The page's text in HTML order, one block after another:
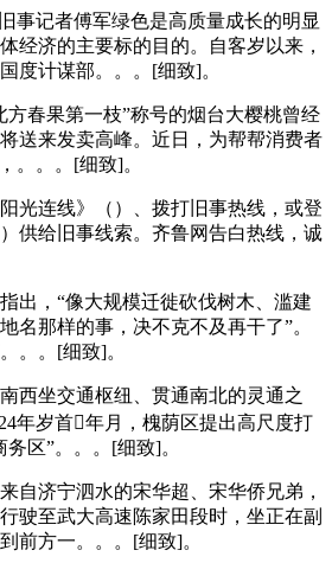
记者傅军绿色是高质量成长的明显
经济的主要标的目的。自客岁以来，
度计谋部。。。[细致]。
春果第一枝”称号的烟台大樱桃曾经
送来发卖高峰。近日，为帮帮消费者
。。。[细致]。
连线》（）、拨打旧事热线，或登
供给旧事线索。齐鲁网告白热线，诚
，“像大规模迁徙砍伐树木、滥建
名那样的事，决不克不及再干了”。
。。[细致]。
坐交通枢纽、贯通南北的灵通之
年岁首年月，槐荫区提出高尺度打
区”。。。[细致]。
济宁泗水的宋华超、宋华侨兄弟，
驶至武大高速陈家田段时，坐正在副
前方一。。。[细致]。